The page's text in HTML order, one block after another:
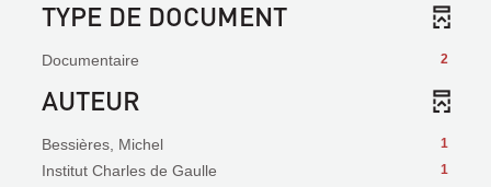
TYPE DE DOCUMENT
2
Documentaire
AUTEUR
1
Bessières, Michel
1
Institut Charles de Gaulle